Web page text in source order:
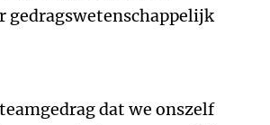
gedragswetenschappelijk
dat we onszelf